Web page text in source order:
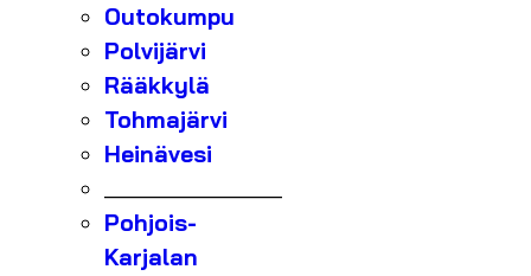
Outokumpu
Polvijärvi
Rääkkylä
Tohmajärvi
Heinävesi
Pohjois-
Karjalan